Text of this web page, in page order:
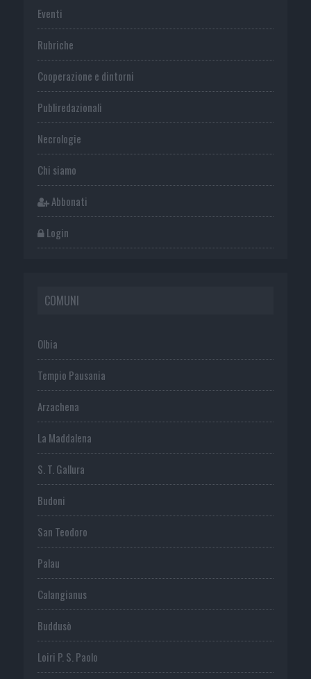
Eventi
Rubriche
Cooperazione e dintorni
Publiredazionali
Necrologie
Chi siamo
Abbonati
Login
COMUNI
Olbia
Tempio Pausania
Arzachena
La Maddalena
S. T. Gallura
Budoni
San Teodoro
Palau
Calangianus
Buddusò
Loiri P. S. Paolo